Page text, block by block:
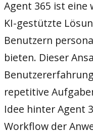
Agent 365 ist eine
KI-gestützte
Benutzern
bieten. Dieser
repetitive
Idee hinter Agent
Workflow der